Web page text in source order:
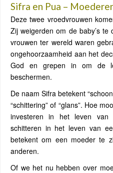
Sifra en Pua –
Deze twee vroedvrouwen
Zij weigerden om de baby’s
vrouwen ter wereld waren
ongehoorzaamheid aan het
God en grepen in om de
beschermen.
De naam Sifra betekent
“schittering” of “glans”. Hoe
investeren in het leven
schitteren in het leven van
betekent om een moeder te
anderen.
Of we het nu hebben over